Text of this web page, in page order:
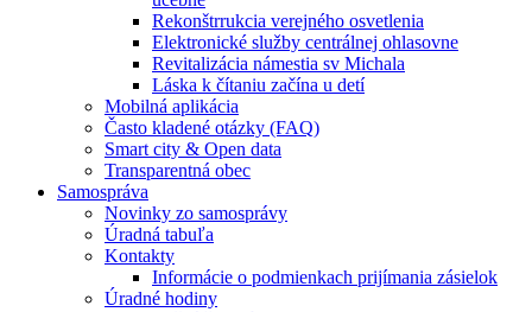
Rekonštrrukcia verejného osvetlenia
Elektronické služby centrálnej ohlasovne
Revitalizácia námestia sv Michala
Láska k čítaniu začína u detí
Mobilná aplikácia
Často kladené otázky (FAQ)
Smart city & Open data
Transparentná obec
Samospráva
Novinky zo samosprávy
Úradná tabuľa
Kontakty
Informácie o podmienkach prijímania zásielok
Úradné hodiny